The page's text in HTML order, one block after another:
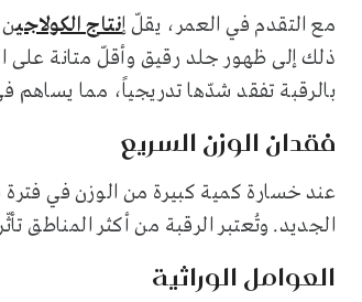
مع التقدم في العمر، يقلّ إنتاج الكولاجين
ذلك إلى ظهور جلد رقيق وأقلّ متانة على
بالرقبة تفقد شدّها تدريجياً، مما يساهم
فقدان الوزن السريع
عند خسارة كمية كبيرة من الوزن في
الجديد. وتُعتبر الرقبة من أكثر المناطق
العوامل الوراثية